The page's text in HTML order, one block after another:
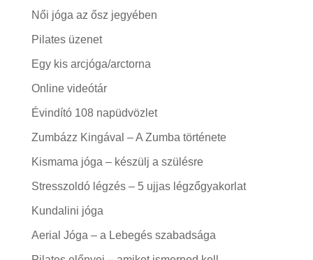
Női jóga az ősz jegyében
Pilates üzenet
Egy kis arcjóga/arctorna
Online videótár
Évindító 108 napüdvözlet
Zumbázz Kingával – A Zumba története
Kismama jóga – készülj a szülésre
Stresszoldó légzés – 5 ujjas légzőgyakorlat
Kundalini jóga
Aerial Jóga – a Lebegés szabadsága